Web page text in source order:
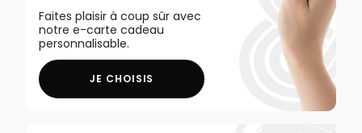
Faites plaisir à coup sûr avec
notre e-carte cadeau
personnalisable.
JE CHOISIS